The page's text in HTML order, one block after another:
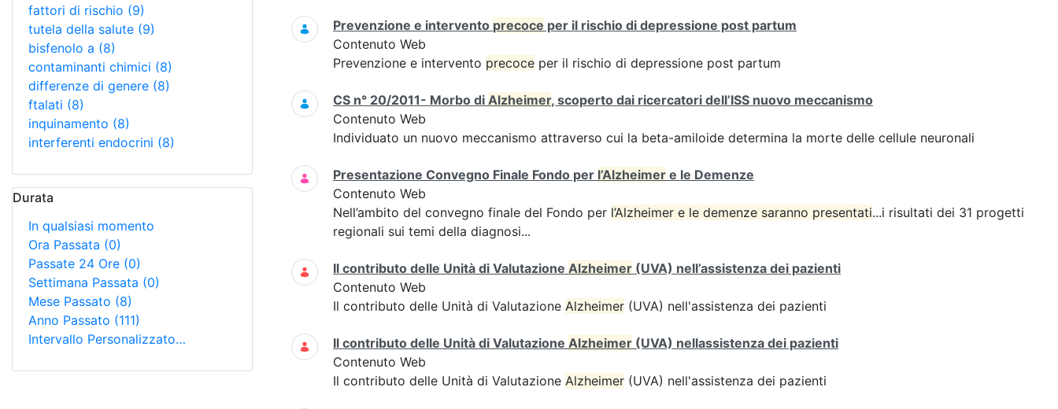
fattori di rischio (9)
tutela della salute (9)
bisfenolo a (8)
contaminanti chimici (8)
differenze di genere (8)
ftalati (8)
inquinamento (8)
interferenti endocrini (8)
Durata
In qualsiasi momento
Ora Passata (0)
Passate 24 Ore (0)
Settimana Passata (0)
Mese Passato (8)
Anno Passato (111)
Intervallo Personalizzato…
Prevenzione e intervento precoce per il rischio di depressione post partum
Contenuto Web
Prevenzione e intervento precoce per il rischio di depressione post partum
CS n° 20/2011- Morbo di Alzheimer, scoperto dai ricercatori dell’ISS nuovo meccanismo
Contenuto Web
Individuato un nuovo meccanismo attraverso cui la beta-amiloide determina la morte delle cellule neuronali
Presentazione Convegno Finale Fondo per l’Alzheimer e le Demenze
Contenuto Web
Nell’ambito del convegno finale del Fondo per l’Alzheimer e le demenze saranno presentati...i risultati dei 31 progetti
regionali sui temi della diagnosi...
Il contributo delle Unità di Valutazione Alzheimer (UVA) nell’assistenza dei pazienti
Contenuto Web
Il contributo delle Unità di Valutazione Alzheimer (UVA) nell'assistenza dei pazienti
Il contributo delle Unità di Valutazione Alzheimer (UVA) nellassistenza dei pazienti
Contenuto Web
Il contributo delle Unità di Valutazione Alzheimer (UVA) nell'assistenza dei pazienti